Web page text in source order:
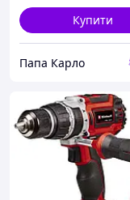
Купити
Папа Карло